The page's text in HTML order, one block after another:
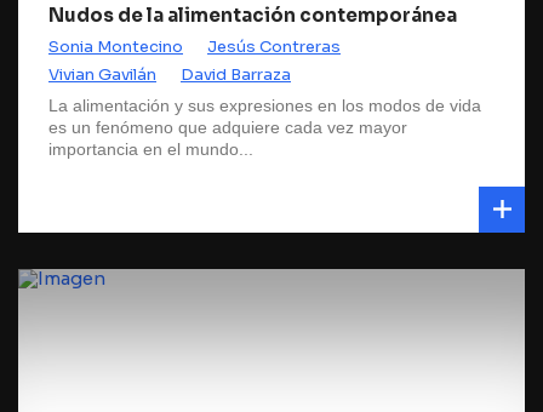
Nudos de la alimentación contemporánea
Sonia Montecino
Jesús Contreras
Vivian Gavilán
David Barraza
La alimentación y sus expresiones en los modos de vida
es un fenómeno que adquiere cada vez mayor
importancia en el mundo...